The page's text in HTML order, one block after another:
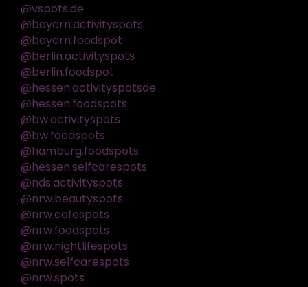
@vspots.de
@bayern.activityspots
@bayern.foodspot
@berlin.activityspots
@berlin.foodspot
@hessen.activityspotsde
@hessen.foodspots
@bw.activityspots
@bw.foodspots
@hamburg.foodspots
@hessen.selfcarespots
@nds.activityspots
@nrw.beautyspots
@nrw.cafespots
@nrw.foodspots
@nrw.nightlifespots
@nrw.selfcarespots
@nrw.spots